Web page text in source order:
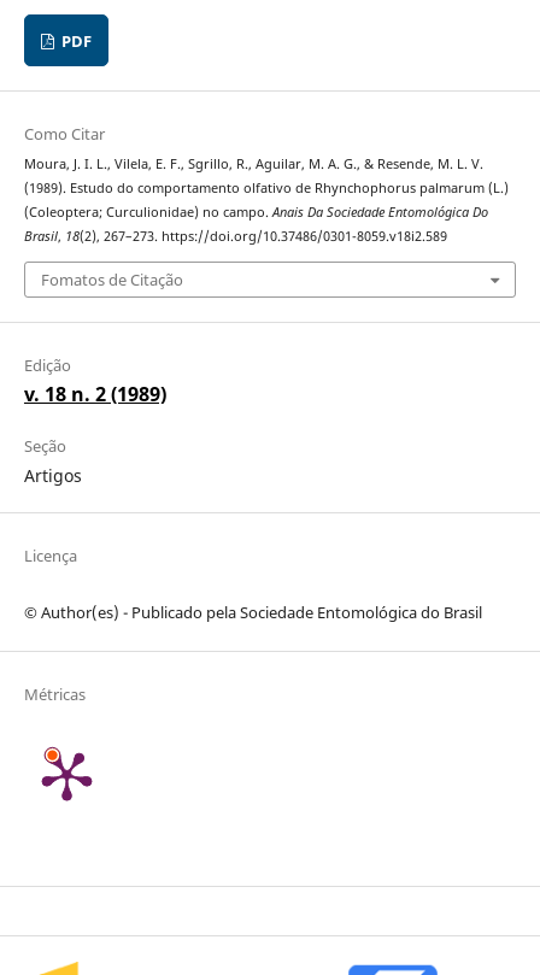
PDF
Como Citar
Moura, J. I. L., Vilela, E. F., Sgrillo, R., Aguilar, M. A. G., & Resende, M. L. V.
(1989). Estudo do comportamento olfativo de Rhynchophorus palmarum (L.)
(Coleoptera; Curculionidae) no campo.Anais Da Sociedade Entomológica Do
Brasil, 18(2), 267–273. https://doi.org/10.37486/0301-8059.v18i2.589
Fomatos de Citação
Edição
v. 18 n. 2 (1989)
Seção
Artigos
Licença
© Author(es) - Publicado pela Sociedade Entomológica do Brasil
Métricas